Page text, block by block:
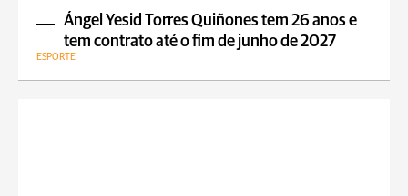
Ángel Yesid Torres Quiñones tem 26 anos e
tem contrato até o fim de junho de 2027
ESPORTE